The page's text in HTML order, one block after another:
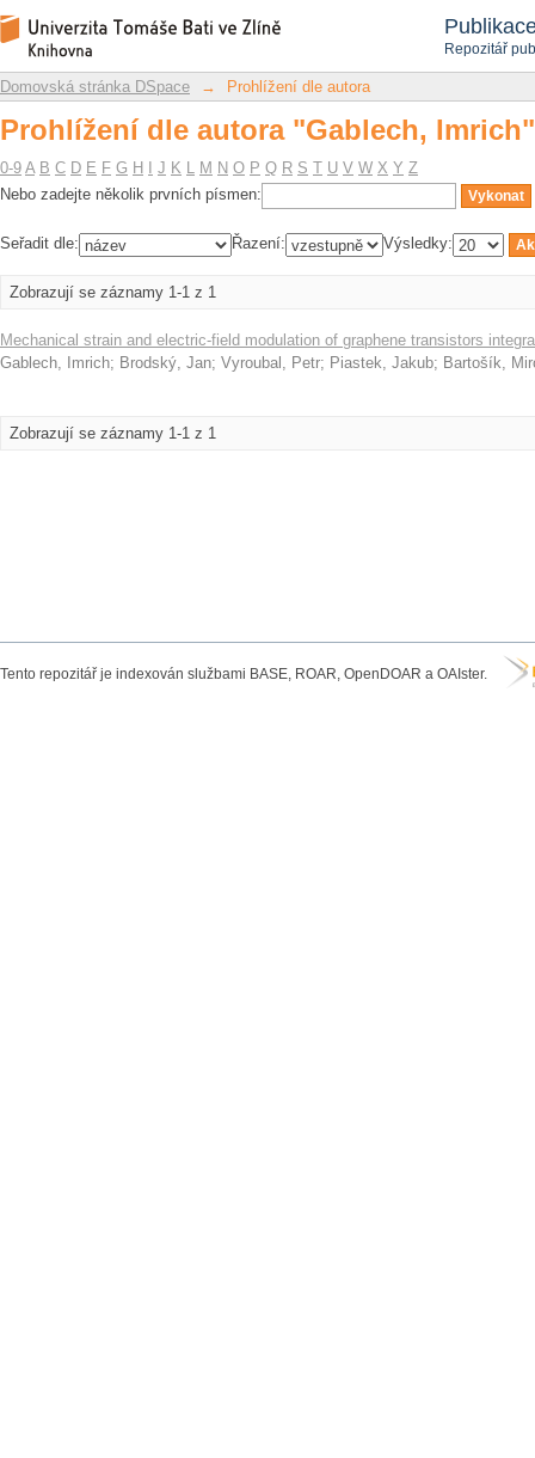
Repozitář
Prohlížení dle autora "Gablech, Imrich"
Repozitář DSpace/Manakin
Domovská stránka DSpace → Prohlížení dle autora
Prohlížení dle autora "Gablech, Imrich"
0-9 A B C D E F G H J K L M N O P Q R S T U V W X Y Z
Nebo zadejte několik prvních písmen:
Seřadit dle: Řazení: Výsledky:
Zobrazují se záznamy 1-1 z 1
Mechanical strain and electric-field modulation of graphene transistors
Gablech, Imrich; Brodský, Jan; Vyroubal, Petr; Piastek, Jakub; Bartošík,
Zobrazují se záznamy 1-1 z 1
Tento repozitář je indexován službami BASE, ROAR, OpenDOAR a OAIster.